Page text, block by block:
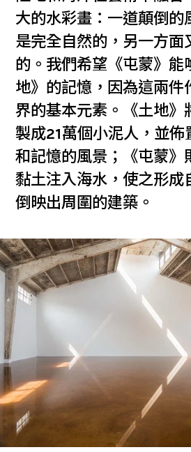
大的水彩畫：一道顛倒的
是完全自然的，另一方面
的。我們希望《屯蒙》能
地》的記憶，因為這兩件
界的基本元素。《土地》
製成21萬個小泥人，並佈
和記憶的風景；《屯蒙》
黏土注入海水，使之形成
倒映出周圍的建築。